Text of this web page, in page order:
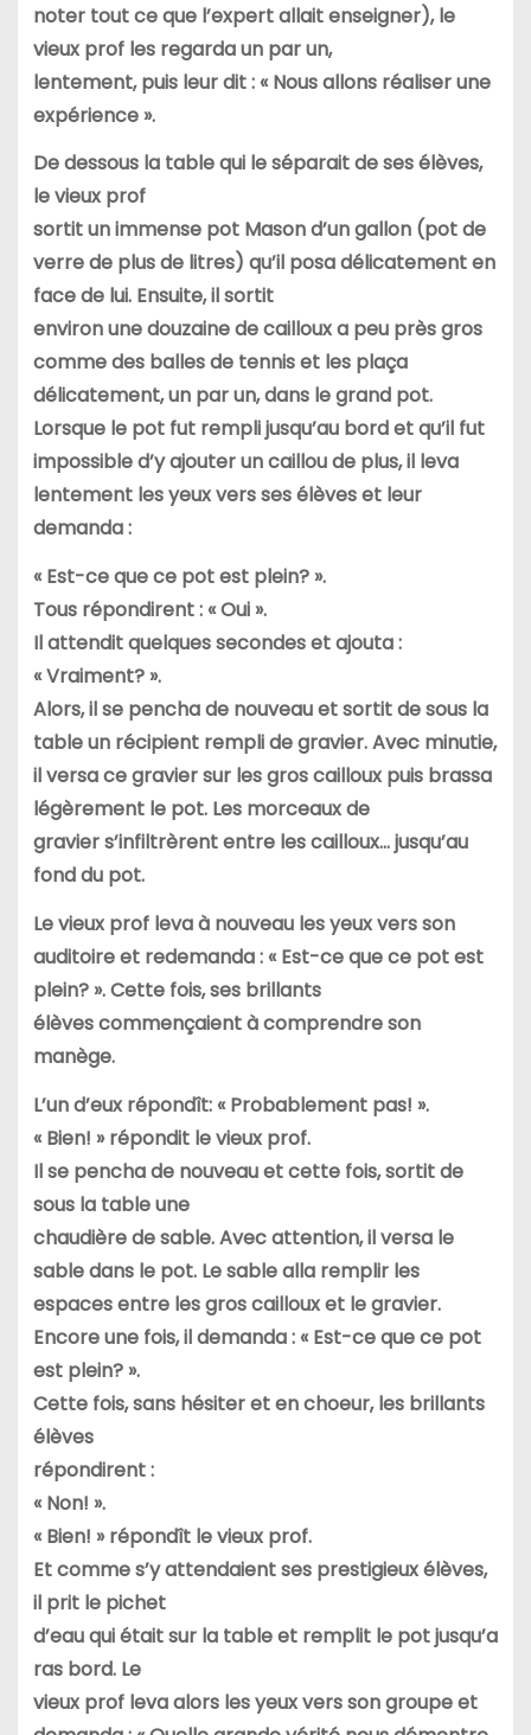
noter tout ce que l’expert allait enseigner), le
vieux prof les regarda un par un,
lentement, puis leur dit : « Nous allons réaliser une
expérience ».
De dessous la table qui le séparait de ses élèves,
le vieux prof
sortit un immense pot Mason d’un gallon (pot de
verre de plus de litres) qu’il posa délicatement en
face de lui. Ensuite, il sortit
environ une douzaine de cailloux a peu près gros
comme des balles de tennis et les plaça
délicatement, un par un, dans le grand pot.
Lorsque le pot fut rempli jusqu’au bord et qu’il fut
impossible d’yajouter un caillou de plus, il leva
lentement les yeux vers ses élèveset leur
demanda :
« Est-ce que ce pot est plein? ».
Tous répondirent : « Oui ».
Il attendit quelques secondes et ajouta :
« Vraiment? ».
Alors, il se pencha de nouveau et sortit de sous la
table un récipient rempli de gravier. Avec minutie,
il versa ce gravier sur les groscailloux puis brassa
légèrement le pot. Les morceaux de
graviers’infiltrèrent entre les cailloux… jusqu’au
fond du pot.
Le vieux prof leva à nouveau les yeux vers son
auditoire et redemanda: « Est-ce que ce pot est
plein? ». Cette fois, ses brillants
élèvescommençaient à comprendre son
manège.
L’un d’eux répondît: « Probablement pas! ».
« Bien! » répondit le vieux prof.
Il se pencha de nouveau et cette fois, sortit de
sous la table une
chaudière de sable. Avec attention, il versa le
sable dans le pot. Lesable alla remplir les
espaces entre les gros cailloux et le gravier.
Encore une fois, il demanda : « Est-ce que ce pot
est plein? ».
Cette fois, sans hésiter et en choeur, les brillants
élèves
répondirent :
« Non! ».
« Bien! » répondît le vieux prof.
Et comme s’y attendaient ses prestigieux élèves,
il prit le pichet
d’eau qui était sur la table et remplit le pot jusqu’a
ras bord. Le
vieux prof leva alors les yeux vers son groupe et